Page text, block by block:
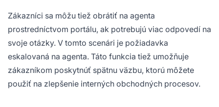
Zákazníci sa môžu tiež obrátiť na agenta
prostredníctvom portálu, ak potrebujú viac odpovedí na
svoje otázky. V tomto scenári je požiadavka
eskalovaná na agenta. Táto funkcia tiež umožňuje
zákazníkom poskytnúť spätnu väzbu, ktorú môžete
použiť na zlepšenie interných obchodných procesov.